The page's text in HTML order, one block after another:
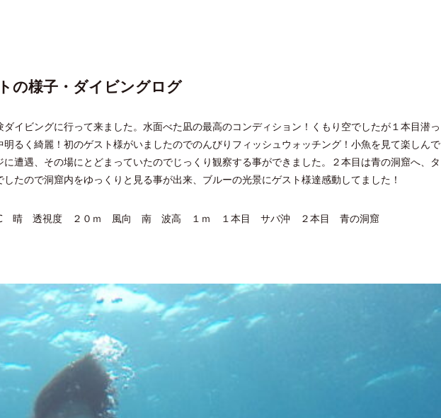
の様子・ダイビングログ
イビングに行って来ました。水面べた凪の最高のコンディション！くもり空でしたが１本目潜っ
るく綺麗！初のゲスト様がいましたのでのんびりフィッシュウォッチング！小魚を見て楽しんで
遭遇、その場にとどまっていたのでじっくり観察する事ができました。２本目は青の洞窟へ、タ
たので洞窟内をゆっくりと見る事が出来、ブルーの光景にゲスト様達感動してました！
透視度 ２０ｍ 風向 南 波高 １ｍ １本目 サバ沖 ２本目 青の洞窟